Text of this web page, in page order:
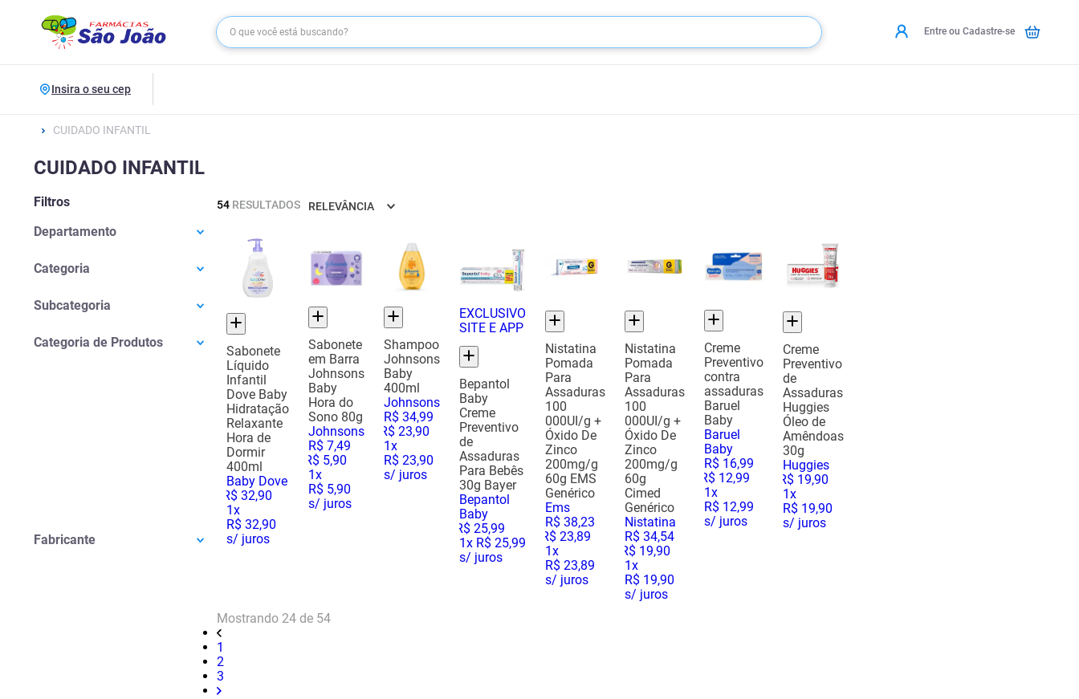
Entre ou Cadastre-se
Insira o seu cep
CUIDADO INFANTIL
CUIDADO INFANTIL
Filtros
Departamento
Infantil E Gestante
Medicamentos
Categoria
Troca De Fraldas
12
Subcategoria
Sabonetes 17)
Categoria de Produtos
Fabricante
54 RESULTADOS RELEVÂNCIA
Sabonete
Líquido
Infantil
Dove Baby
Hidratação
Relaxante
Hora de
Dormir
400ml
Baby Dove
R$ 32,90
1x
R$ 32,90
s/ juros
Sabonete
em Barra
Johnsons
Baby
Hora do
Sono 80g
Johnsons
R$ 7,49
R$ 5,90
1x
R$ 5,90
s/ juros
Shampoo
Johnsons
Baby
400ml
Johnsons
R$ 34,99
R$ 23,90
1x
R$ 23,90
s/ juros
EXCLUSIVO
SITE E APP
Bepantol
Baby
Creme
Preventivo
de
Assaduras
Para Bebês
30g Bayer
Bepantol
Baby
R$ 25,99
1x R$ 25,99
s/ juros
Nistatina
Pomada
Para
Assaduras
100
000UI/g +
Óxido De
Zinco
200mg/g
60g EMS
Genérico
Ems
R$ 38,23
R$ 23,89
1x
R$ 23,89
s/ juros
Nistatina
Pomada
Para
Assaduras
100
000UI/g +
Óxido De
Zinco
200mg/g
60g
Cimed
Genérico
Nistatina
R$ 34,54
R$ 19,90
1x
R$ 19,90
s/ juros
Creme
Preventivo
contra
assaduras
Baruel
Baby
Baruel
Baby
R$ 16,99
R$ 12,99
1x
R$ 12,99
s/ juros
Creme
Preventivo
de
Assaduras
Huggies
Óleo de
Amêndoas
30g
Huggies
R$ 19,90
1x
R$ 19,90
s/ juros
Mostrando 24 de 54
1
2
3